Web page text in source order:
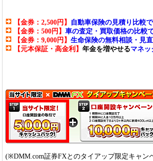
【金券：2,500円】
自動車保険の見積り比較
【金券：500円】 車の査定・買取価格の比較
【金券：9,000円】 生命保険の無料相談・見
【元本保証・高金利】 年金を増やせるマネッ
(※DMM.com証券FXとのタイアップ限定キャン